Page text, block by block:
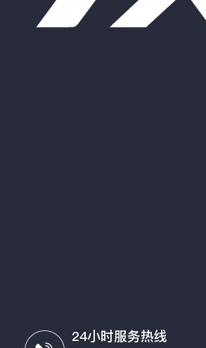
24小时服务热线